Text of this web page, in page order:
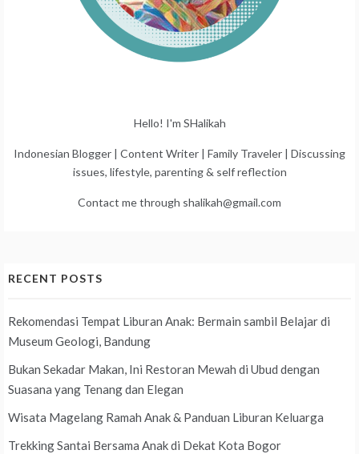
Hello! I'm SHalikah
Indonesian Blogger | Content Writer | Family Traveler | Discussing
issues, lifestyle, parenting & self reflection
Contact me through shalikah@gmail.com
RECENT POSTS
Rekomendasi Tempat Liburan Anak: Bermain sambil Belajar di
Museum Geologi, Bandung
Bukan Sekadar Makan, Ini Restoran Mewah di Ubud dengan
Suasana yang Tenang dan Elegan
Wisata Magelang Ramah Anak & Panduan Liburan Keluarga
Trekking Santai Bersama Anak di Dekat Kota Bogor